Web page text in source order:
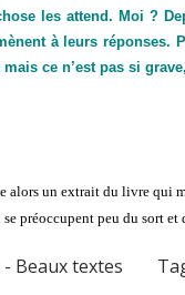
les attend. Moi ?
à leurs réponses.
ce n’est pas si
alors un extrait du livre qui
préoccupent peu du sort et
Beaux textes